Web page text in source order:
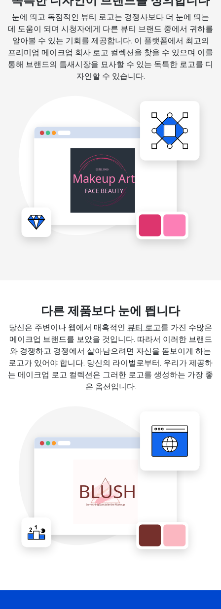
눈에 띄고 독점적인 뷰티 로고는 경쟁사보다 더 눈에 띄는
데 도움이 되며 시청자에게 다른 뷰티 브랜드 중에서 귀하를
알아볼 수 있는 기회를 제공합니다. 이 플랫폼에서 최고의
프리미엄 메이크업 회사 로고 컬렉션을 찾을 수 있으며 이를
통해 브랜드의 틈새시장을 묘사할 수 있는 독특한 로고를 디
자인할 수 있습니다.
다른 제품보다 눈에 띕니다
당신은 주변이나 웹에서 매혹적인 뷰티 로고를 가진 수많은
메이크업 브랜드를 보았을 것입니다. 따라서 이러한 브랜드
와 경쟁하고 경쟁에서 살아남으려면 자신을 돋보이게 하는
로고가 있어야 합니다. 당신의 라이벌로부터. 우리가 제공하
는 메이크업 로고 컬렉션은 그러한 로고를 생성하는 가장 좋
은 옵션입니다.